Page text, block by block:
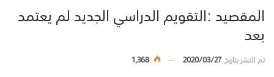
المقصيد :التقويم الدراسي الجديد لم يعتمد
بعد
تم النشر بتاريخ2020/03/27
1,368